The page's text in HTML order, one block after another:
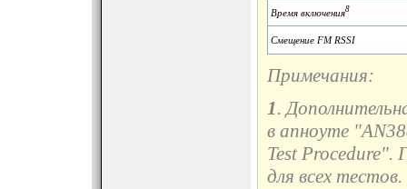
Время включения8
Смещение FM RSSI
Примечания:
1.
в апноуте
Test Procedure".
для всех